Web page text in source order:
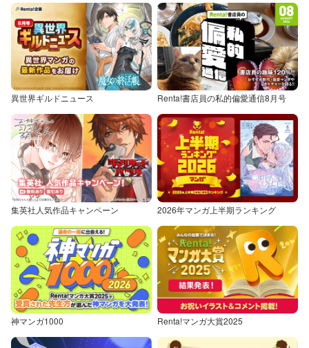
異世界ギルドニュース Renta!書店員の私的偏愛通信8月号
集英社人気作品キャンペーン 2026年マンガ上半期ランキング
神マンガ1000 Renta!マンガ大賞2025